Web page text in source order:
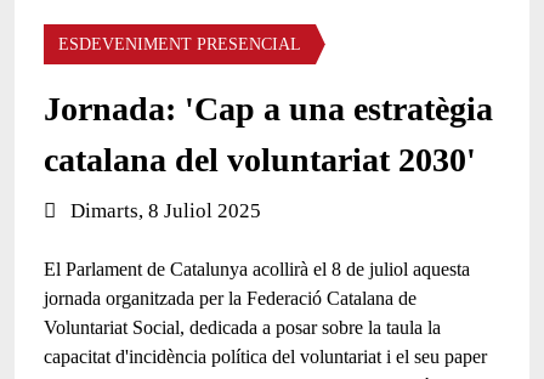
ESDEVENIMENT PRESENCIAL
Jornada: 'Cap a una estratègia
catalana del voluntariat 2030'
Data de l'esdeveniment:
Dimarts, 8 Juliol 2025
El Parlament de Catalunya acollirà el 8 de juliol aquesta
jornada organitzada per la Federació Catalana de
Voluntariat Social, dedicada a posar sobre la taula la
capacitat d'incidència política del voluntariat i el seu paper